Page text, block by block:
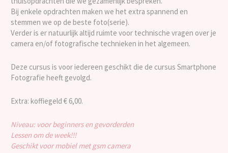
Bij enkele opdrachten maken we het extra spannend en
stemmen we op de beste foto(serie).
Verder is er natuurlijk altijd ruimte voor technische vragen over je
camera en/of fotografische technieken in het algemeen.
Deze cursus is voor iedereen geschikt die de cursus Smartphone
Fotografie heeft gevolgd.
Extra: koffiegeld € 6,00.
Niveau: voor beginners en gevorderden
Lessen om de week!!!
Geschikt voor mobiel met gsm camera